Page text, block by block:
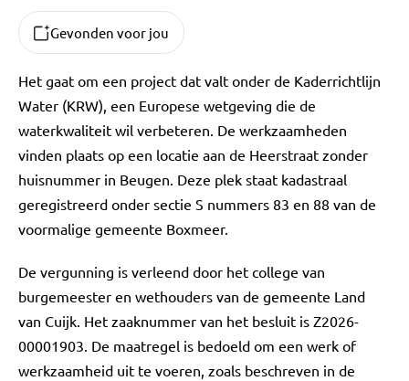
Gevonden voor jou
Het gaat om een project dat valt onder de Kaderrichtlijn
Water (KRW), een Europese wetgeving die de
waterkwaliteit wil verbeteren. De werkzaamheden
vinden plaats op een locatie aan de Heerstraat zonder
huisnummer in Beugen. Deze plek staat kadastraal
geregistreerd onder sectie S nummers 83 en 88 van de
voormalige gemeente Boxmeer.
De vergunning is verleend door het college van
burgemeester en wethouders van de gemeente Land
van Cuijk. Het zaaknummer van het besluit is Z2026-
00001903. De maatregel is bedoeld om een werk of
werkzaamheid uit te voeren, zoals beschreven in de